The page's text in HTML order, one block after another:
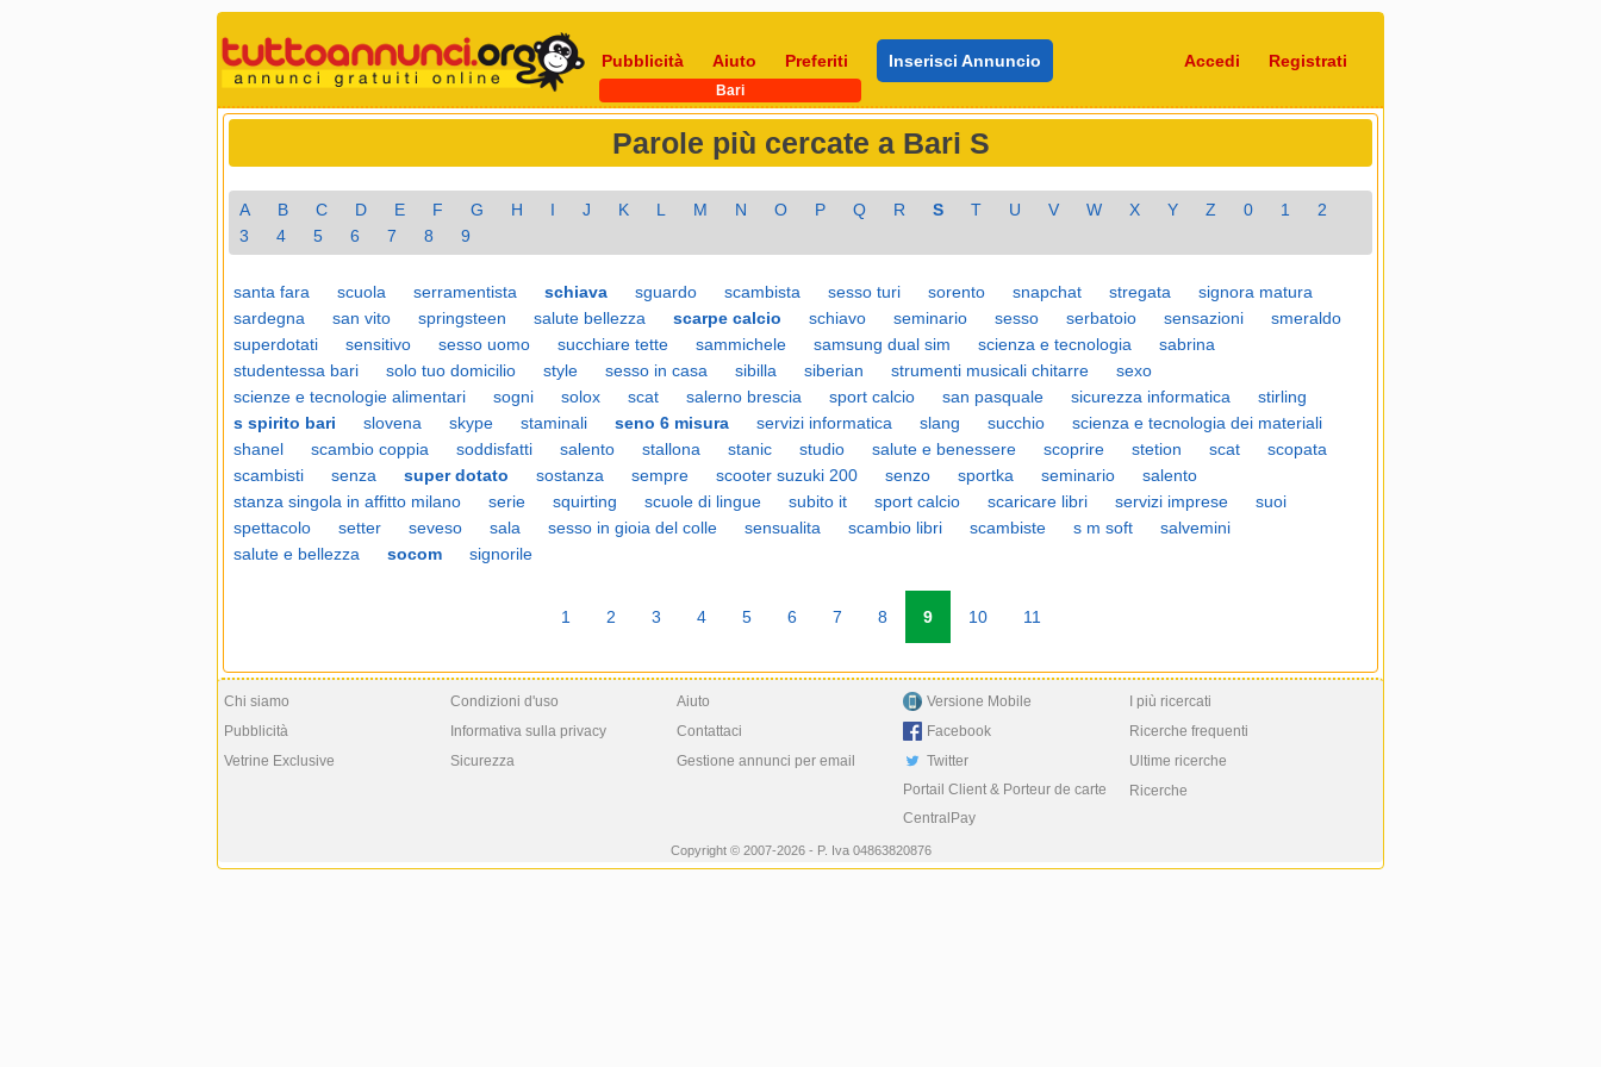
Pubblicità Aiuto Preferiti Inserisci Annuncio Accedi Registrati
Bari
Parole più cercate a Bari S
A B C D E F G H I J K L M N O P Q R S T U V W X Y Z 0 1
2
3
4 5 6 7 8 9
santa fara scuola serramentista schiava sguardo scambista sesso turi sorento snapchat stregata
signora matura
sardegna
san vito springsteen salute bellezza scarpe calcio schiavo seminario sesso serbatoio sensazioni
smeraldo
superdotati
sensitivo sesso uomo succhiare tette sammichele samsung dual sim scienza e tecnologia
sabrina
studentessa bari
solo tuo domicilio style sesso in casa sibilla siberian strumenti musicali chitarre
sexo
scienze e tecnologie alimentari
sogni solox scat salerno brescia sport calcio san pasquale sicurezza informatica
stirling
s spirito bari
slovena skype staminali seno 6 misura servizi informatica slang succhio
scienza e tecnologia dei materiali
shanel
scambio coppia soddisfatti salento stallona stanic studio salute e benessere scoprire stetion scat
scopata
scambisti
senza super dotato sostanza sempre scooter suzuki 200 senzo sportka seminario
salento
stanza singola in affitto milano
serie squirting scuole di lingue subito it sport calcio scaricare libri servizi imprese
suoi
spettacolo
setter seveso sala sesso in gioia del colle sensualita scambio libri scambiste s m soft
salvemini
salute e bellezza
socom signorile
1 2 3 4 5 6 7 8 9 10 11
Chi siamo
Pubblicità
Vetrine Exclusive
Condizioni d'uso
Informativa sulla privacy
Sicurezza
Aiuto
Contattaci
Gestione annunci per email
Versione Mobile
Facebook
Twitter
Portail Client & Porteur de carte
CentralPay
I più ricercati
Ricerche frequenti
Ultime ricerche
Ricerche
Copyright © 2007-2026 - P. Iva 04863820876